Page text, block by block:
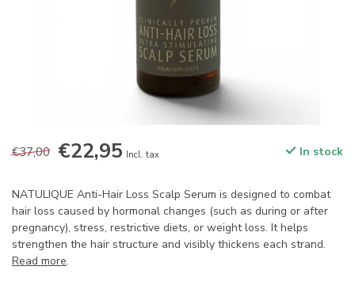
€37,00 €22,95 Incl. tax In stock
NATULIQUE Anti-Hair Loss Scalp Serum is designed to combat
hair loss caused by hormonal changes (such as during or after
pregnancy), stress, restrictive diets, or weight loss. It helps
strengthen the hair structure and visibly thickens each strand.
Read more.